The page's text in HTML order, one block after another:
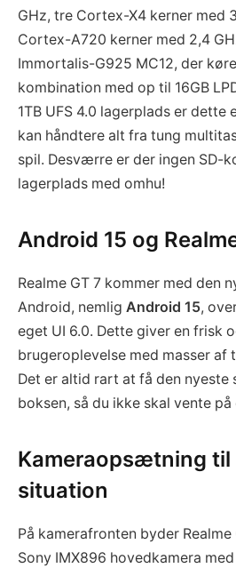
GHz, tre Cortex-X4 kerner med
Cortex-A720 kerner med 2,4
Immortalis-G925 MC12, der
kombination med op til 16GB
1TB UFS 4.0 lagerplads er dette
kan håndtere alt fra tung
spil. Desværre er der ingen SD-
lagerplads med omhu!
Android 15 og
Realme GT 7 kommer med den
Android, nemlig Android 15,
eget UI 6.0. Dette giver en frisk
brugeroplevelse med masser af
Det er altid rart at få den nyeste
boksen, så du ikke skal vente
Kameraopsætning til
situation
På kamerafronten byder Realme
Sony IMX896 hovedkamera